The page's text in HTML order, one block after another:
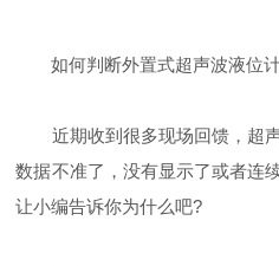
如何判断外置式超声波液位计
近期收到很多现场回馈，超声
数据不准了，没有显示了或者连
让小编告诉你为什么吧?